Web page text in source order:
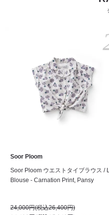
Soor Ploom
Soor Ploom ウエストタイブラウス /
Blouse - Carnation Print, Pansy
24,000円(税込26,400円)